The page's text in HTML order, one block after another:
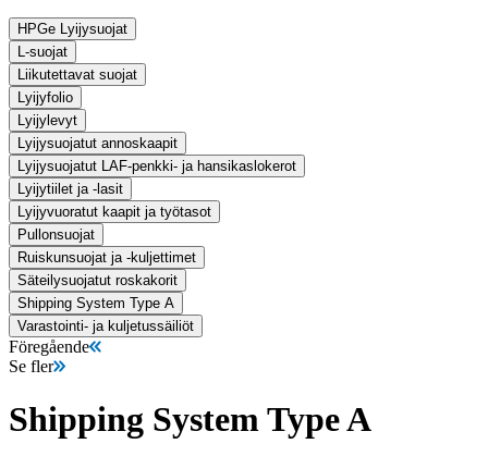
HPGe Lyijysuojat
L-suojat
Liikutettavat suojat
Lyijyfolio
Lyijylevyt
Lyijysuojatut annoskaapit
Lyijysuojatut LAF-penkki- ja hansikaslokerot
Lyijytiilet ja -lasit
Lyijyvuoratut kaapit ja työtasot
Pullonsuojat
Ruiskunsuojat ja -kuljettimet
Säteilysuojatut roskakorit
Shipping System Type A
Varastointi- ja kuljetussäiliöt
Föregående
Se fler
Shipping System Type A